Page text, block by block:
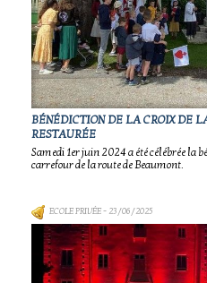
BÉNÉDICTION DE LA CROIX DE
RESTAURÉE
Samedi 1er juin 2024 a été célébrée la
carrefour de la route de Beaumont.
ECOLE PRIVÉE- 23/06/2025